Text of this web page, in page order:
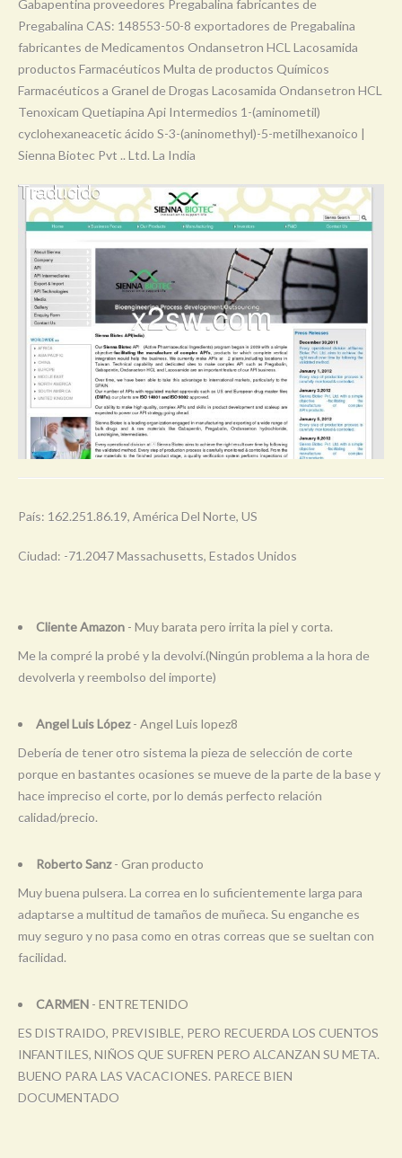
Gabapentina proveedores Pregabalina fabricantes de
Pregabalina CAS: 148553-50-8 exportadores de Pregabalina
fabricantes de Medicamentos Ondansetron HCL Lacosamida
productos Farmacéuticos Multa de productos Químicos
Farmacéuticos a Granel de Drogas Lacosamida Ondansetron HCL
Tenoxicam Quetiapina Api Intermedios 1-(aminometil)
cyclohexaneacetic ácido S-3-(aninomethyl)-5-metilhexanoico |
Sienna Biotec Pvt .. Ltd. La India
País: 162.251.86.19, América Del Norte, US
Ciudad: -71.2047 Massachusetts, Estados Unidos
Cliente Amazon - Muy barata pero irrita la piel y corta.
Me la compré la probé y la devolví.(Ningún problema a la hora de
devolverla y reembolso del importe)
Angel Luis López- Angel Luis lopez8
Debería de tener otro sistema la pieza de selección de corte
porque en bastantes ocasiones se mueve de la parte de la base y
hace impreciso el corte, por lo demás perfecto relación
calidad/precio.
Roberto Sanz- Gran producto
Muy buena pulsera. La correa en lo suficientemente larga para
adaptarse a multitud de tamaños de muñeca. Su enganche es
muy seguro y no pasa como en otras correas que se sueltan con
facilidad.
CARMEN - ENTRETENIDO
ES DISTRAIDO, PREVISIBLE, PERO RECUERDA LOS CUENTOS
INFANTILES, NIÑOS QUE SUFREN PERO ALCANZAN SU META.
BUENO PARA LAS VACACIONES. PARECE BIEN
DOCUMENTADO